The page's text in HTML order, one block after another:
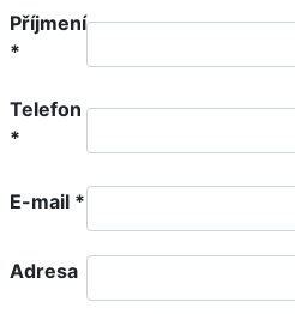
Příjmení
*
Telefon
*
E-mail *
Adresa